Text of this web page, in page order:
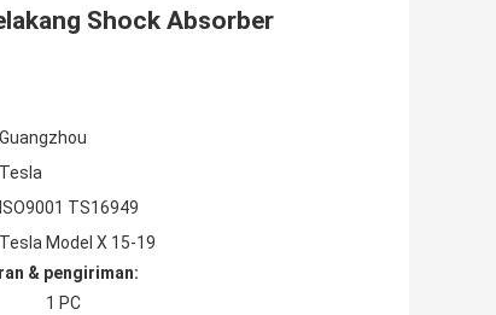
Shock Absorber
Guangzhou
Tesla
ISO9001 TS16949
Tesla Model X 15-19
& pengiriman:
1 PC